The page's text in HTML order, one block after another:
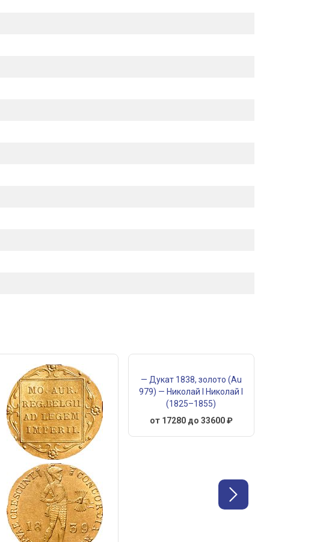
— Дукат 1838, золото (Au
979) — Николай I Николай I
(1825–1855)
от 17280 до 33600 ₽